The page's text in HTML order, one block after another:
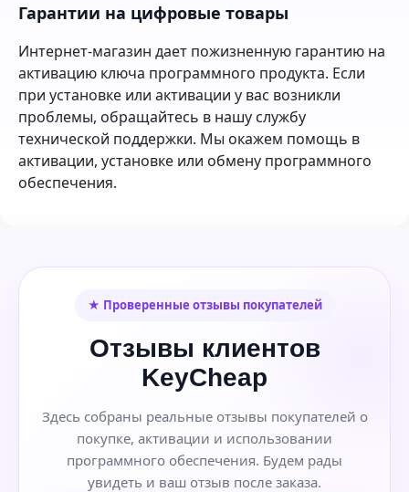
Гарантии на цифровые товары
Интернет-магазин дает пожизненную гарантию на
активацию ключа программного продукта. Если
при установке или активации у вас возникли
проблемы, обращайтесь в нашу службу
технической поддержки. Мы окажем помощь в
активации, установке или обмену программного
обеспечения.
★ Проверенные отзывы покупателей
Отзывы клиентов
KeyCheap
Здесь собраны реальные отзывы покупателей о
покупке, активации и использовании
программного обеспечения. Будем рады
увидеть и ваш отзыв после заказа.